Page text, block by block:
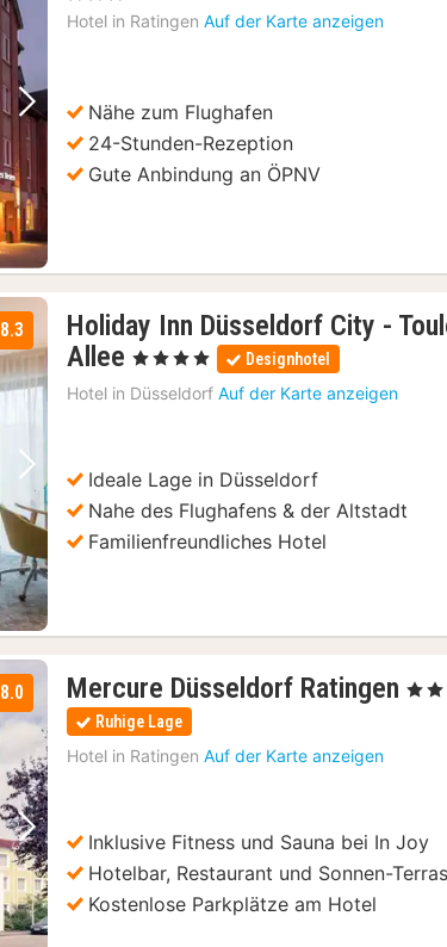
Nächstes Bild
Hotel in Ratingen Auf der Karte anzeigen
Nähe zum Flughafen
24-Stunden-Rezeption
Gute Anbindung an ÖPNV
Nächstes Bild
8.3
Holiday Inn Düsseldorf City -
Allee 1
Nacht
ab
€
, 4 Sterne Designhotel
Hotel in Düsseldorf Auf der Karte anzeigen
Ideale Lage in Düsseldorf
Nahe des Flughafens & der Altstadt
Familienfreundliches Hotel
Nächstes Bild
8.0 Mercure Düsseldorf Ratingen 2
, 4
Ruhige Lage
Hotel in Ratingen Auf der Karte anzeigen
Inklusive Fitness und Sauna bei In Joy
Hotelbar, Restaurant und Sonnen-
Kostenlose Parkplätze am Hotel